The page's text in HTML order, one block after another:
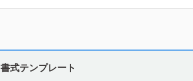
書式テンプレート